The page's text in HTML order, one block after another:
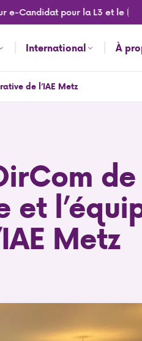
pour la L3 et le M2.
International À
de l’IAE Metz
de
et
Metz